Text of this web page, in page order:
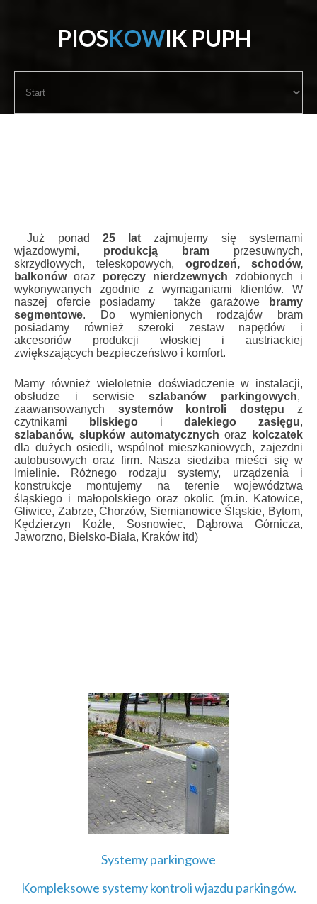
PIOSKOWIK PUPH
start
kontakt
Już ponad 25 lat zajmujemy się systemami
wjazdowymi, produkcją bram przesuwnych,
skrzydłowych, teleskopowych, ogrodzeń, schodów,
balkonóworaz poręczy nierdzewnych zdobionych i
wykonywanych zgodnie z wymaganiami klientów. W
naszej ofercie posiadamy także garażowebramy
segmentowe. Do wymienionych rodzajów bram
posiadamy również szeroki zestaw napędów i
akcesoriów produkcji włoskiej i austriackiej
zwiększających bezpieczeństwo i komfort.
Mamy również wieloletnie doświadczenie w instalacji,
obsłudze i serwisieszlabanów parkingowych,
zaawansowanych systemów kontroli dostępu z
czytnikami
bliskiegoidalekiego zasięgu,
szlabanów, słupków automatycznych oraz kolczatek
dla dużych osiedli, wspólnot mieszkaniowych, zajezdni
autobusowych oraz firm. Nasza siedziba mieści się w
Imielinie. Różnego rodzaju systemy, urządzenia i
konstrukcje montujemy na terenie województwa
śląskiego i małopolskiego oraz okolic (m.in. Katowice,
Gliwice, Zabrze, Chorzów, Siemianowice Śląskie, Bytom,
Kędzierzyn Koźle, Sosnowiec, Dąbrowa Górnicza,
Jaworzno, Bielsko-Biała, Kraków itd)
Systemyparkingowe
Kompleksowe systemy kontroli wjazdu parkingów.